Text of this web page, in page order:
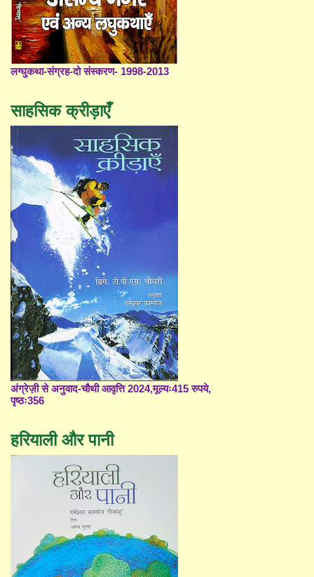
लग्घुकथा-संग्रह-दो संस्करण- 1998-2013
साहसिक क्रीड़ाएँ
अंग्रेज़ी से अनुवाद-चौथी आवृत्ति 2024,मूल्यः415 रुपये,
पृष्ठः356
हरियाली और पानी